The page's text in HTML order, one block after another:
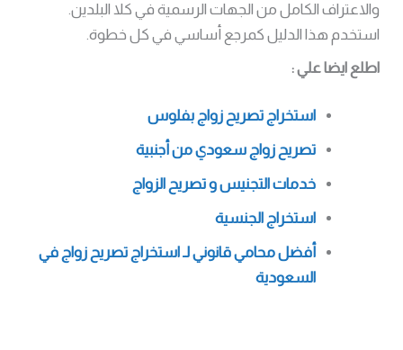
والاعتراف الكامل من الجهات الرسمية في كلا البلدين.
استخدم هذا الدليل كمرجع أساسي في كل خطوة.
اطلع ايضا علي :
استخراج تصريح زواج بفلوس
تصريح زواج سعودي من أجنبية
خدمات التجنيس و تصريح الزواج
استخراج الجنسية
أفضل محامي قانوني لـ استخراج تصريح زواج في
السعودية